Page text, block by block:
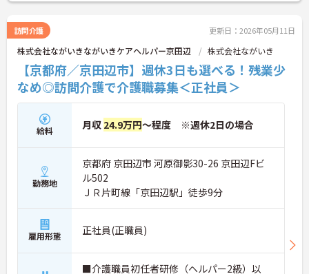
訪問介護 更新日：2026年05月11日
株式会社ながいきながいきケアヘルパー京田辺 株式会社ながいき
【京都府／京田辺市】週休3日も選べる！残業少
なめ◎訪問介護で介護職募集＜正社員＞
給料 月収 24.9万円～程度 ※週休2日の場合
勤務地
京都府 京田辺市 河原御影30-26 京田辺Fビ
ル502
ＪＲ片町線「京田辺駅」徒歩9分
雇用形態 正社員(正職員)
■介護職員初任者研修（ヘルパー2級）以